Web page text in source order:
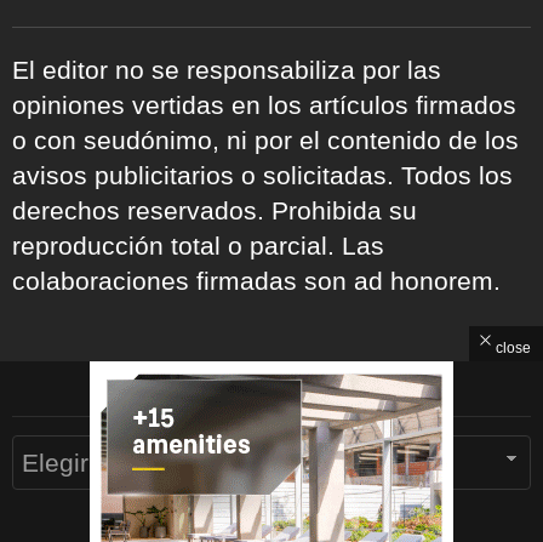
El editor no se responsabiliza por las
opiniones vertidas en los artículos firmados
o con seudónimo, ni por el contenido de los
avisos publicitarios o solicitadas. Todos los
derechos reservados. Prohibida su
reproducción total o parcial. Las
colaboraciones firmadas son ad honorem.
ARCHIVOS
Archivos
close